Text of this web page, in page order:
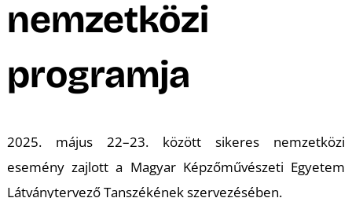
nemzetközi
programja
2025. május 22–23. között sikeres nemzetközi
esemény zajlott a Magyar Képzőművészeti Egyetem
Látványtervező Tanszékének szervezésében.